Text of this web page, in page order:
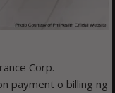
Corp.
payment o billing ng